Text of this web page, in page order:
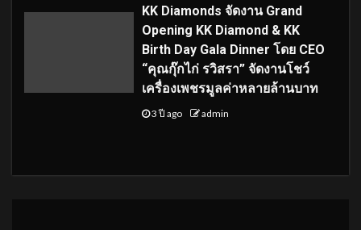
KK Diamonds จัดงาน Grand
Opening KK Diamond & KK
Birth Day Gala Dinner โดย CEO
“คุณกุ๊กไก่ รวิสรา” จัดงานโชว์
เครื่องเพชรมูลค่าหลายล้านบาท
3 ปี ago admin